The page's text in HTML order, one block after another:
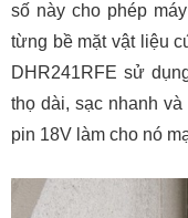
số này cho phép
từng bề mặt vật liệu
DHR241RFE sử
thọ dài, sạc nhanh
pin 18V làm cho nó